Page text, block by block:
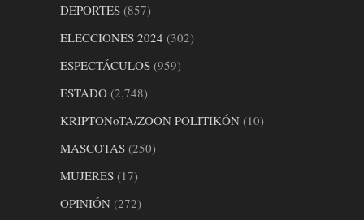
DEPORTES (857)
ELECCIONES 2024 (302)
ESPECTÁCULOS (959)
ESTADO (2,748)
KRIPTONoTA/ZOON POLITIKÓN (10)
MASCOTAS (250)
MUJERES (17)
OPINIÓN (272)